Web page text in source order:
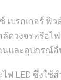
บรกเกอร์ ฟิ
ลัดวงจรหรือ
นและอุปกรณ์อื่
LED ซึ่งใช้